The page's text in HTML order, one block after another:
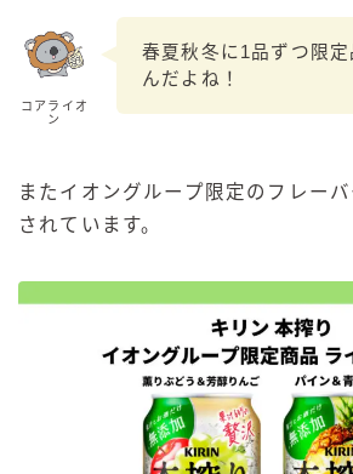
コアライオ
ン
春夏秋冬に1品ずつ限定
んだよね！
またイオングループ限定のフレー
されています。